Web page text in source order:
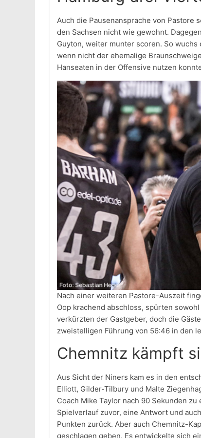
Auch die Pausenansprache von Pastore
den Sachsen nicht wie gewohnt.
Guyton, weiter munter scoren. So
wenn nicht der ehemalige
Hanseaten in der Offensive nutzen
Nach einer weiteren Pastore-Auszeit
Oop krachend abschloss, spürten
verkürzten der Gastgeber, doch die
zweistelligen Führung von 56:46 in den
Chemnitz kämpft
Aus Sicht der Niners kam es in den
Elliott, Gilder-Tilbury und Malte
Coach Mike Taylor nach 90 Sekunden
Spielverlauf zuvor, eine Antwort und
Punkten zurück. Aber auch Chemnitz-
geschlagen geben. Es entwickelte sich